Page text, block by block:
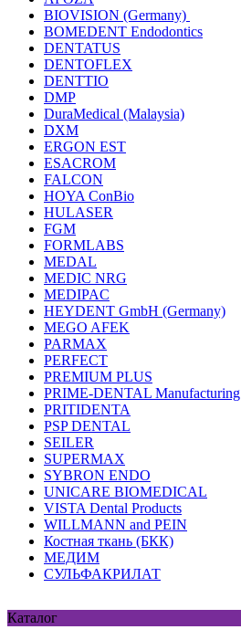
BIOVISION (Germany)
BOMEDENT Endodontics
DENTATUS
DENTOFLEX
DENTTIO
DMP
DuraMedical (Malaysia)
DXM
ERGON EST
ESACROM
FALCON
HOYA ConBio
HULASER
FGM
FORMLABS
MEDAL
MEDIC NRG
MEDIPAC
HEYDENT GmbH (Germany)
MEGO AFEK
PARMAX
PERFECT
PREMIUM PLUS
PRIME-DENTAL Manufacturing
PRITIDENTA
PSP DENTAL
SEILER
SUPERMAX
SYBRON ENDO
UNICARE BIOMEDICAL
VISTA Dental Products
WILLMANN and PEIN
Костная ткань (БКК)
МЕДИМ
СУЛЬФАКРИЛАТ
Каталог